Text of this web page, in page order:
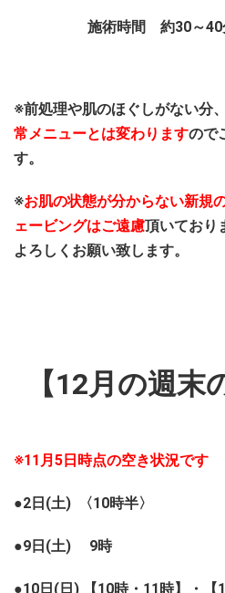
施術時間 約30～40
※前処理や肌のほぐしがない分、
常メニューとは変わりますので
す。
※お肌の状態が分からない新規
ェービングはご遠慮頂いており
よろしくお願い致します。
【12月の週末
※11月5日時点の空き状況です
●2日(土) 〈10時半〉
●9日(土) 9時
●10日(日) 【10時・11時】・【